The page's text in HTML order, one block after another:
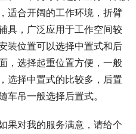
适合开阔的工作环境，折臂
具，广泛应用于工作空间较
装位置可以选择中置式和后
，选择起重位置方便，一般
选择中置式的比较多，后置
吊一般选择后置式。
果对我的服务满意，请给个